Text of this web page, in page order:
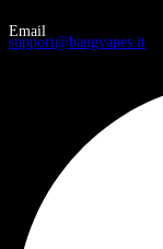
Email
support@bangvapes.it